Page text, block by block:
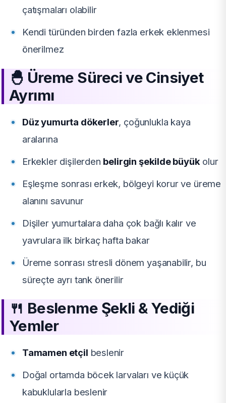
çatışmaları olabilir
Kendi türünden birden fazla erkek eklenmesi
önerilmez
🐣 Üreme Süreci ve Cinsiyet
Ayrımı
Düz yumurta dökerler, çoğunlukla kaya
aralarına
Erkekler dişilerden belirgin şekilde büyük olur
Eşleşme sonrası erkek, bölgeyi korur ve üreme
alanını savunur
Dişiler yumurtalara daha çok bağlı kalır ve
yavrulara ilk birkaç hafta bakar
Üreme sonrası stresli dönem yaşanabilir, bu
süreçte ayrı tank önerilir
🍴 Beslenme Şekli & Yediği
Yemler
Tamamen etçil beslenir
Doğal ortamda böcek larvaları ve küçük
kabuklularla beslenir